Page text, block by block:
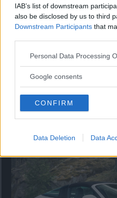
IAB’s list of downstream
also be disclosed by us to third
Downstream Participants that
Please note that this website/
not limited to your visit or usage
use your data for below
consent section.
Personal Data Processing
Google consents
CONFIRM
Data Deletion Data
Vi ställe nykomlingen mot Audi